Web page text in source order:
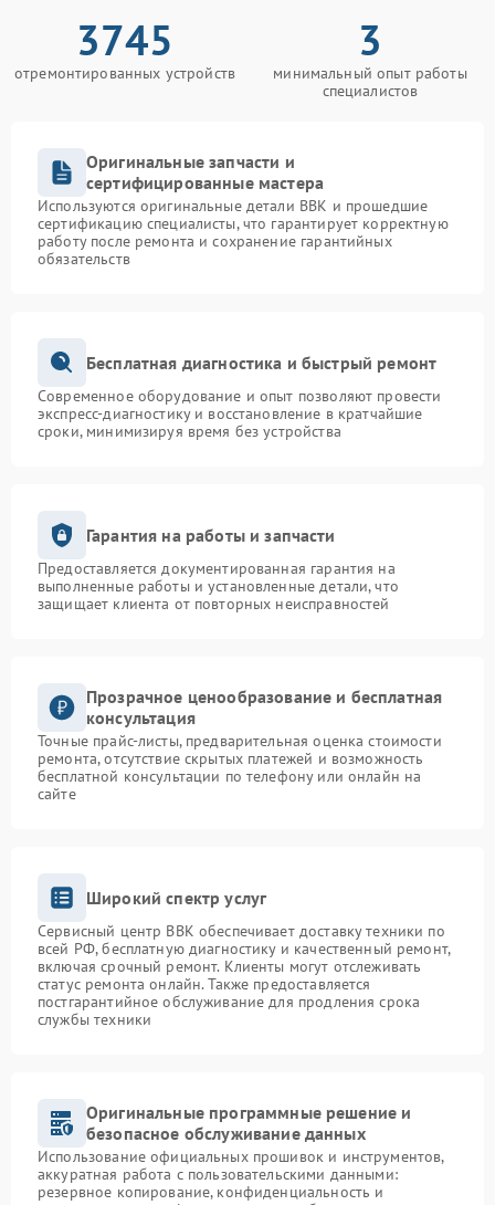
3745
отремонтированных устройств
3
минимальный опыт работы
специалистов
Оригинальные запчасти и
сертифицированные мастера
Используются оригинальные детали BBK и прошедшие
сертификацию специалисты, что гарантирует корректную
работу после ремонта и сохранение гарантийных
обязательств
Бесплатная диагностика и быстрый ремонт
Современное оборудование и опыт позволяют провести
экспресс-диагностику и восстановление в кратчайшие
сроки, минимизируя время без устройства
Гарантия на работы и запчасти
Предоставляется документированная гарантия на
выполненные работы и установленные детали, что
защищает клиента от повторных неисправностей
Прозрачное ценообразование и бесплатная
консультация
Точные прайс-листы, предварительная оценка стоимости
ремонта, отсутствие скрытых платежей и возможность
бесплатной консультации по телефону или онлайн на
сайте
Широкий спектр услуг
Сервисный центр BBK обеспечивает доставку техники по
всей РФ, бесплатную диагностику и качественный ремонт,
включая срочный ремонт. Клиенты могут отслеживать
статус ремонта онлайн. Также предоставляется
постгарантийное обслуживание для продления срока
службы техники
Оригинальные программные решение и
безопасное обслуживание данных
Использование официальных прошивок и инструментов,
аккуратная работа с пользовательскими данными:
резервное копирование, конфиденциальность и